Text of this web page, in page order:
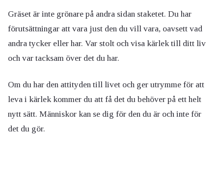
Gräset är inte grönare på andra sidan staketet. Du har
förutsättningar att vara just den du vill vara, oavsett vad
andra tycker eller har. Var stolt och visa kärlek till ditt liv
och var tacksam över det du har.
Om du har den attityden till livet och ger utrymme för att
leva i kärlek kommer du att få det du behöver på ett helt
nytt sätt. Människor kan se dig för den du är och inte för
det du gör.